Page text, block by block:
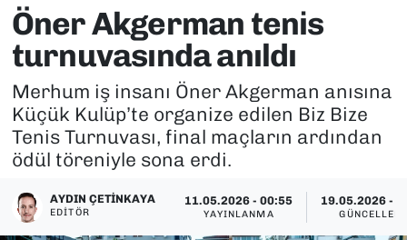
Öner Akgerman tenis
turnuvasında anıldı
Merhum iş insanı Öner Akgerman anısına
Küçük Kulüp’te organize edilen Biz Bize
Tenis Turnuvası, final maçların ardından
ödül töreniyle sona erdi.
AYDIN ÇETINKAYA
EDITÖR
11.05.2026 - 00:55
YAYINLANMA
19.05.2026 -
DÜNYA
EKONOMİ
KÜLTÜR SANAT
MAGAZİN
Konak Trafik Yoğunluk Haritası
Tüm Manşetler
Son Dakika Haberleri
Haber Arşivi